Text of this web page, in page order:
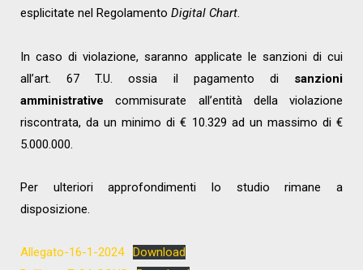
esplicitate nel Regolamento Digital Chart.
In caso di violazione, saranno applicate le sanzioni di cui
all’art. 67 T.U. ossia il pagamento di sanzioni
amministrativecommisurate all’entità della violazione
riscontrata, da un minimo di € 10.329 ad un massimo di €
5.000.000.
Per ulteriori approfondimenti lo studio rimane a
disposizione.
Allegato-16-1-2024
Download